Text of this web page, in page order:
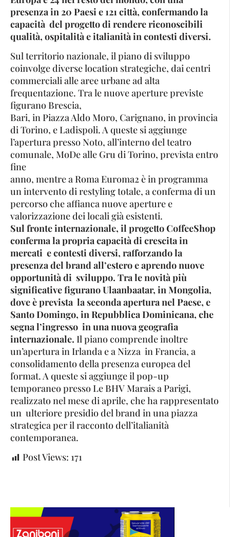
presenza in 20 Paesi e 121 città, confermando la
capacità del progetto di rendere riconoscibili
qualità, ospitalità e italianità in contesti diversi.
Sul territorio nazionale, il piano di sviluppo
coinvolge diverse location strategiche, dai centri
commerciali alle aree urbane ad alta
frequentazione. Tra le nuove aperture previste
figurano Brescia,
Bari, in Piazza Aldo Moro, Carignano, in provincia
di Torino, e Ladispoli. A queste si aggiunge
l’apertura presso Noto, all’interno del teatro
comunale, MoDe alle Gru di Torino, prevista entro
fine
anno, mentre a Roma Euroma2 è in programma
un intervento di restyling totale, a conferma di un
percorso che affianca nuove aperture e
valorizzazione dei locali già esistenti.
Sul fronte internazionale, il progetto CoffeeShop
conferma la propria capacità di crescita in
mercati e contesti diversi, rafforzando la
presenza del brand all’estero e aprendo nuove
opportunità di sviluppo. Tra le novità più
significative figurano Ulaanbaatar, in Mongolia,
dove è prevista la seconda apertura nel Paese, e
Santo Domingo, in Repubblica Dominicana, che
segna l’ingresso in una nuova geografia
internazionale. Il piano comprende inoltre
un’apertura in Irlanda e a Nizza in Francia, a
consolidamento della presenza europea del
format. A queste si aggiunge il pop-up
temporaneo presso Le BHV Marais a Parigi,
realizzato nel mese di aprile, che ha rappresentato
un ulteriore presidio del brand in una piazza
strategica per il racconto dell’italianità
contemporanea.
Post Views: 171